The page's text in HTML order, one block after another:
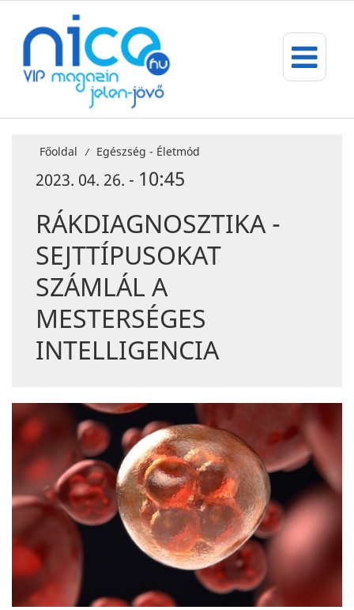
Főoldal / Egészség - Életmód
2023. 04. 26. - 10:45
RÁKDIAGNOSZTIKA -
SEJTTÍPUSOKAT
SZÁMLÁL A
MESTERSÉGES
INTELLIGENCIA